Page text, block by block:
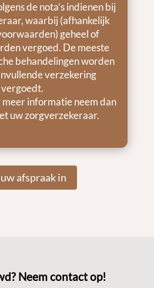
de nota’s indienen bij
waarbij (afhankelijk
geheel of
vergoed. De meeste
behandelingen worden
verzekering
vergoedt.
informatie neem dan
uw zorgverzekeraar.
afspraak in
Neem contact op!